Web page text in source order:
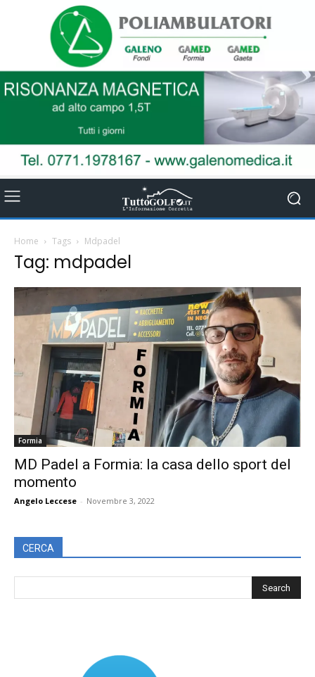
Home Tags Mdpadel
Tag: mdpadel
Formia
MD Padel a Formia: la casa dello sport del
momento
Angelo Leccese - Novembre 3, 2022
CERCA